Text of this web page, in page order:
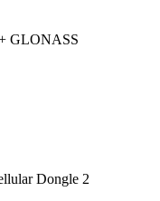
GLONASS
Dongle 2